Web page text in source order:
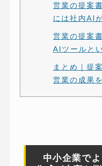
営業の提案
には社内AI
営業の提案
AIツールと
まとめ｜提
営業の成果
中小企業で